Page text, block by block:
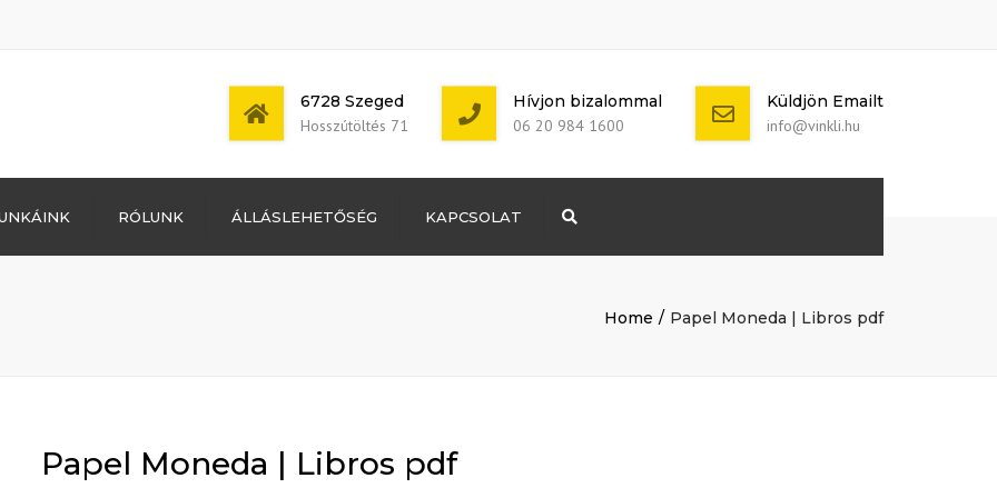
Bejegyzések
Mon - Sat: 7:00 -
+ 386 40 111
6728 Szeged
Hosszútöltés 71
Hívjon bizalommal
06 20 984 1600
Küldjön Emailt
info@vinkli.hu
RÓLUNK ÁLLÁSLEHETŐSÉG KAPCSOLAT
Home Papel Moneda | Libros pdf
Papel Moneda | Libros pdf